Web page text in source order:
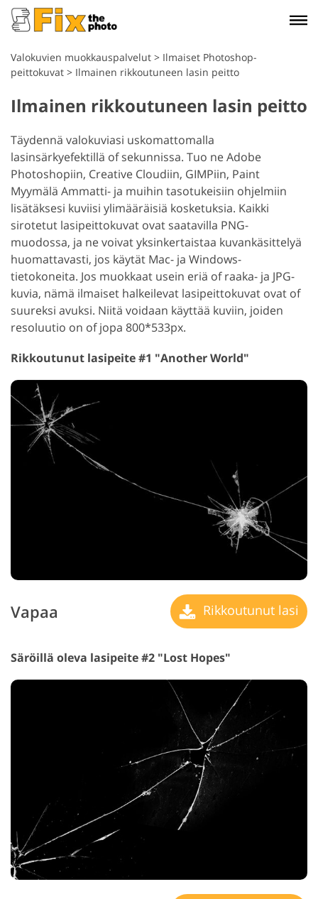
Valokuvien muokkauspalvelut > Ilmaiset Photoshop-
peittokuvat > Ilmainen rikkoutuneen lasin peitto
Ilmainen rikkoutuneen lasin peitto
Täydennä valokuviasi uskomattomalla
lasinsärkyefektillä of sekunnissa. Tuo ne Adobe
Photoshopiin, Creative Cloudiin, GIMPiin, Paint
Myymälä Ammatti- ja muihin tasotukeisiin ohjelmiin
lisätäksesi kuviisi ylimääräisiä kosketuksia. Kaikki
sirotetut lasipeittokuvat ovat saatavilla PNG-
muodossa, ja ne voivat yksinkertaistaa kuvankäsittelyä
huomattavasti, jos käytät Mac- ja Windows-
tietokoneita. Jos muokkaat usein eriä of raaka- ja JPG-
kuvia, nämä ilmaiset halkeilevat lasipeittokuvat ovat of
suureksi avuksi. Niitä voidaan käyttää kuviin, joiden
resoluutio on of jopa 800*533px.
Rikkoutunut lasipeite #1 "Another World"
Vapaa Rikkoutunut lasi
Säröillä oleva lasipeite #2 "Lost Hopes"